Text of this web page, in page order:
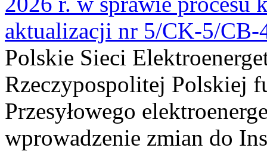
aktualizacji nr 5/CK-5/CB-
Polskie Sieci
Rzeczypospolitej Polskiej
Przesyłowego
wprowadzenie zmian do